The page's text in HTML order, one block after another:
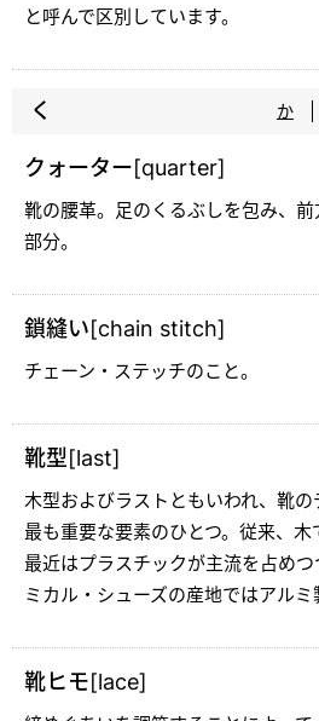
と呼んで区別しています。
く か
クォーター[quarter]
靴の腰革。足のくるぶしを包み、
部分。
鎖縫い[chain stitch]
チェーン・ステッチのこと。
靴型[last]
木型およびラストともいわれ、靴
最も重要な要素のひとつ。従来、木
最近はプラスチックが主流を占め
ミカル・シューズの産地ではアルミ
靴ヒモ[lace]